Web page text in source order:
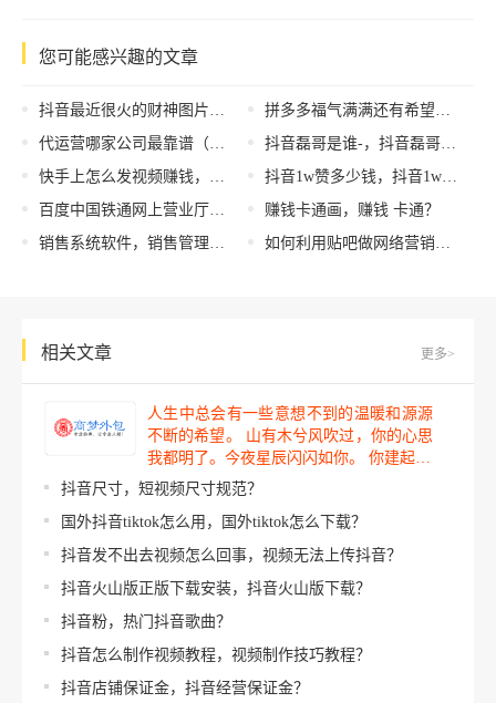
您可能感兴趣的文章
抖音最近很火的财神图片，抖音最近很火的财神图片横屏？
代运营哪家公司最靠谱（代运营公司可靠吗）
快手上怎么发视频赚钱，短视频创收攻略？
百度中国铁通网上营业厅（中国铁通网上营业厅交费充值）
销售系统软件，销售管理软件？
拼多多福气满满还有希望吗，拼多多福气满满还有希望吗图片？
抖音磊哥是谁-，抖音磊哥是谁？
抖音1w赞多少钱，抖音1w赞是什么意思
赚钱卡通画，赚钱 卡通？
如何利用贴吧做网络营销推广？网络推广小白必备！
相关文章 更多>
人生中总会有一些意想不到的温暖和源源
不断的希望。 山有木兮风吹过，你的心思
我都明了。今夜星辰闪闪如你。 你建起…
抖音尺寸，短视频尺寸规范？
国外抖音tiktok怎么用，国外tiktok怎么下载？
抖音发不出去视频怎么回事，视频无法上传抖音？
抖音火山版正版下载安装，抖音火山版下载？
抖音粉，热门抖音歌曲？
抖音怎么制作视频教程，视频制作技巧教程？
抖音店铺保证金，抖音经营保证金？